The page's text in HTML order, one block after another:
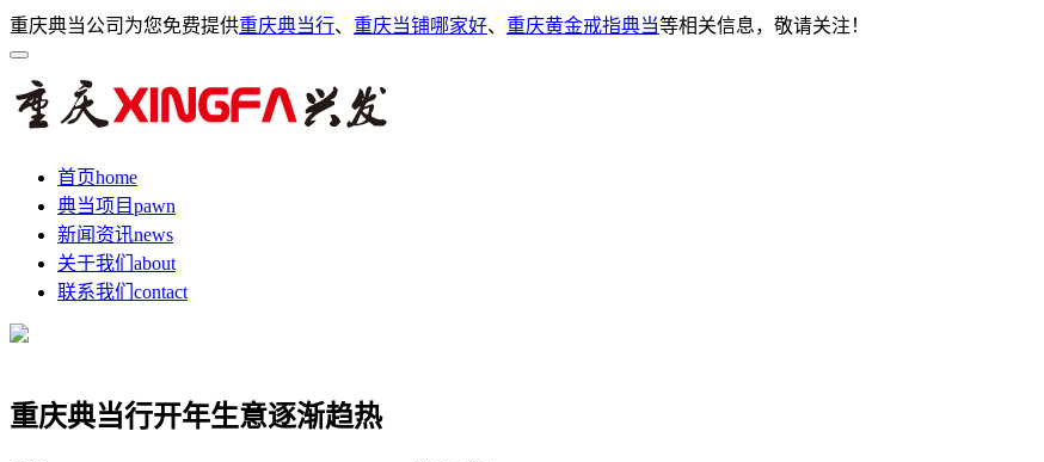
重庆典当公司为您免费提供重庆典当行、 重庆当铺哪家好、 重庆黄金戒指典当等相关信息，敬请关注！
首页home
典当项目pawn
新闻资讯news
关于我们 about
联系我们 contact
重庆典当行开年生意逐渐趋热